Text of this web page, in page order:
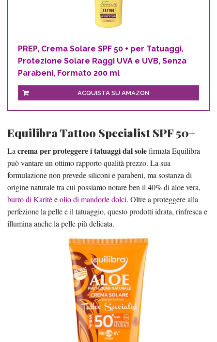
PREP, Crema Solare SPF 50 + per Tatuaggi,
Protezione Solare Raggi UVA e UVB, Senza
Parabeni, Formato 200 ml
ACQUISTA SU AMAZON
Equilibra Tattoo Specialist SPF 50+
Lacrema per proteggere i tatuaggi dal solefirmata Equilibra
può vantare un ottimo rapporto qualità prezzo. La sua
formulazione non prevede siliconi e parabeni, ma sostanza di
origine naturale tra cui possiamo notare ben il 40% di aloe vera,
burro di Karitèeolio di mandorle dolci. Oltre a proteggere alla
perfezione la pelle e il tatuaggio, questo prodotti idrata, rinfresca e
illumina anche la pelle più delicata.